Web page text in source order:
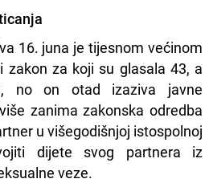
16. juna je tijesnom većinom
zakon za koji su glasala 43, a
no on otad izaziva javne
zanima zakonska odredba
u višegodišnjoj istospolnoj
dijete svog partnera iz
veze.